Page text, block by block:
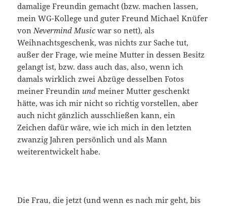
damalige Freundin gemacht (bzw. machen lassen,
mein WG-Kollege und guter Freund Michael Knüfer
vonNevermind Musicwar so nett), als
Weihnachtsgeschenk, was nichts zur Sache tut,
außer der Frage, wie meine Mutter in dessen Besitz
gelangt ist, bzw. dass auch das, also, wenn ich
damals wirklich zwei Abzüge desselben Fotos
meiner Freundin und meiner Mutter geschenkt
hätte, was ich mir nicht so richtig vorstellen, aber
auch nicht gänzlich ausschließen kann, ein
Zeichen dafür wäre, wie ich mich in den letzten
zwanzig Jahren persönlich und als Mann
weiterentwickelt habe.
Die Frau, die jetzt (und wenn es nach mir geht, bis